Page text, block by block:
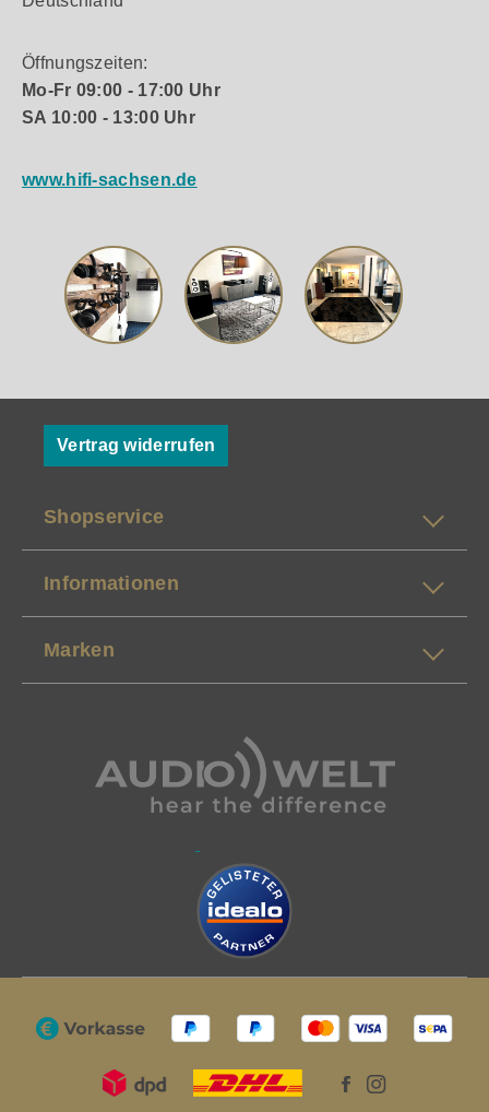
Öffnungszeiten:
Mo-Fr 09:00 - 17:00 Uhr
SA 10:00 - 13:00 Uhr
www.hifi-sachsen.de
Vertrag widerrufen
Shopservice
Informationen
Marken